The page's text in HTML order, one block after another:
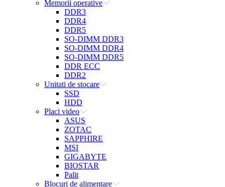
Memorii operative
DDR3
DDR4
DDR5
SO-DIMM DDR3
SO-DIMM DDR4
SO-DIMM DDR5
DDR ECC
DDR2
Unitati de stocare
SSD
HDD
Placi video
ASUS
ZOTAC
SAPPHIRE
MSI
GIGABYTE
BIOSTAR
Palit
Blocuri de alimentare